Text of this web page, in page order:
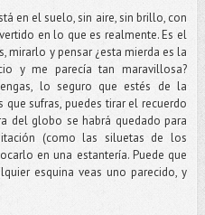
en el suelo, sin aire, sin brillo, con
en lo que es realmente. Es el
mirarlo y pensar ¿esta mierda es la
y me parecía tan maravillosa?
lo seguro que estés de la
sufras, puedes tirar el recuerdo
del globo se habrá quedado para
(como las siluetas de los
en una estantería. Puede que
esquina veas uno parecido, y